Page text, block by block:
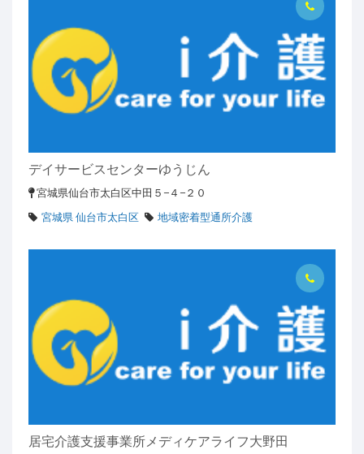
デイサービスセンターゆうじん
宮城県仙台市太白区中田５−４−２０
宮城県 仙台市太白区
地域密着型通所介護
居宅介護支援事業所メディケアライフ大野田